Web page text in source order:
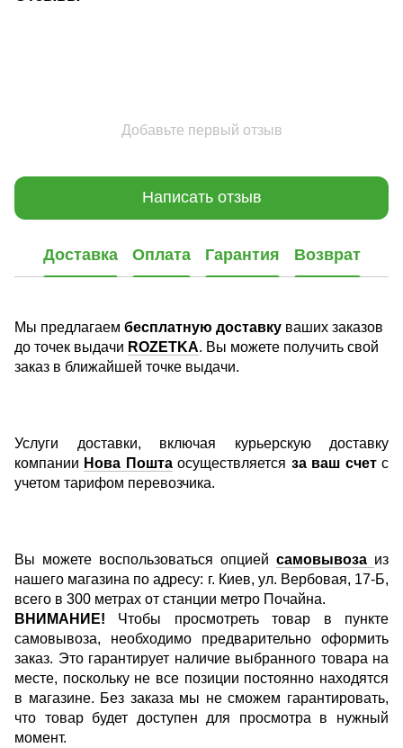
Добавьте первый отзыв
Написать отзыв
Доставка Оплата Гарантия Возврат
Мы предлагаем бесплатную доставку ваших заказов
до точек выдачи ROZETKA. Вы можете получить свой
заказ в ближайшей точке выдачи.
Услуги доставки, включая курьерскую доставку
компании Нова Поштаосуществляется за ваш счетс
учетом тарифом перевозчика.
Вы можете воспользоваться опцией самовывоза из
нашего магазина по адресу: г. Киев, ул. Вербовая, 17-Б,
всего в 300 метрах от станции метро Почайна.
ВНИМАНИЕ! Чтобы просмотреть товар в пункте
самовывоза, необходимо предварительно оформить
заказ. Это гарантирует наличие выбранного товара на
месте, поскольку не все позиции постоянно находятся
в магазине. Без заказа мы не сможем гарантировать,
что товар будет доступен для просмотра в нужный
момент.